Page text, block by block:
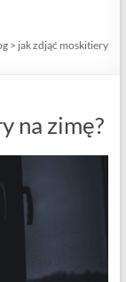
> jak zdjąć moskitiery
na zimę?